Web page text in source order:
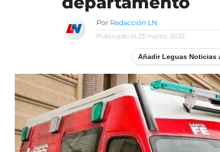
Por Redacción LN
Publicado el 23 marzo, 2022
Añadir Leguas Noticias